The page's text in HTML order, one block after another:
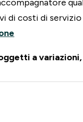
di costi di
a